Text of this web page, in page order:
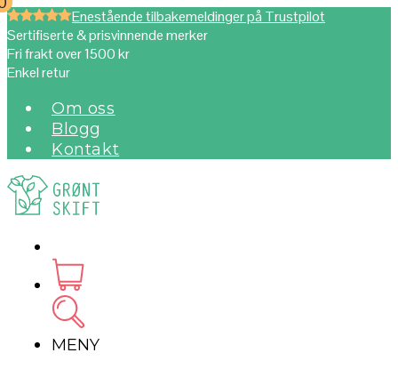
Enestående tilbakemeldinger på Trustpilot
Sertifiserte & prisvinnende merker
Fri frakt over 1500 kr
Enkel retur
Om oss
Blogg
Kontakt
MENY